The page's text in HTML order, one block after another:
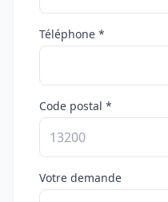
Téléphone *
Code postal *
Votre demande